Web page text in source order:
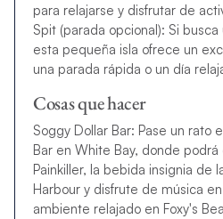
para relajarse y disfrutar de
Spit (parada opcional): Si
esta pequeña isla ofrece un
una parada rápida o un día
Cosas que hacer
Soggy Dollar Bar: Pase un rato
Bar en White Bay, donde
Painkiller, la bebida insignia de
Harbour y disfrute de música
ambiente relajado en Foxy's